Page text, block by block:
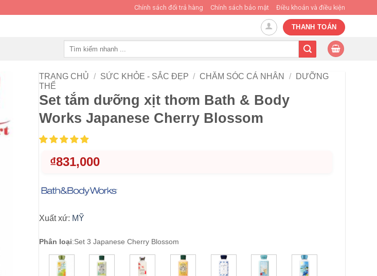
Chính sách đổi trả hàng Chính sách bảo mật Điều khoản và điều kiện
THANH TOÁN
TRANG CHỦ / SỨC KHỎE - SẮC ĐẸP / CHĂM SÓC CÁ NHÂN /
DƯỠNG
THỂ
Set tắm dưỡng xịt thơm Bath & Body
Works Japanese Cherry Blossom
₫831,000
Xuất xứ: MỸ
Phân loại:Set 3 Japanese Cherry Blossom